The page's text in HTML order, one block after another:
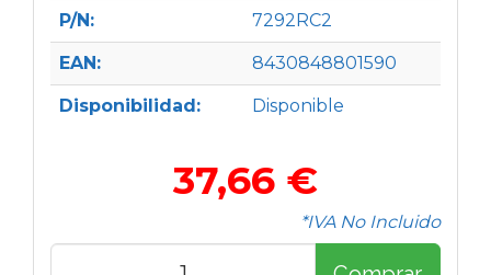
P/N: 7292RC2
EAN: 8430848801590
Disponibilidad: Disponible
37,66 €
*IVA No Incluido